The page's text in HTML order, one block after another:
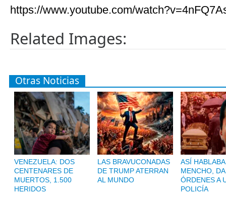
https://www.youtube.com/
Related Images:
Otras Noticias
VENEZUELA: DOS
CENTENARES DE
MUERTOS, 1.500
HERIDOS
LAS BRAVUCONADAS
DE TRUMP ATERRAN
AL MUNDO
ASÍ
MENCHO,
ÓRDENES A
POLICÍA